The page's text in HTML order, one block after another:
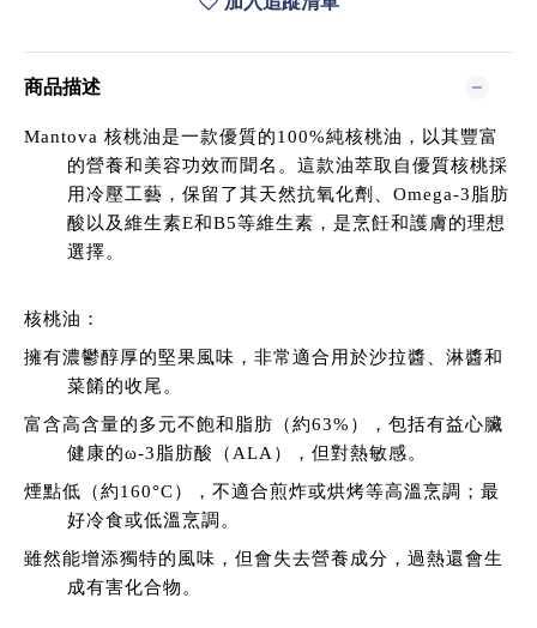
商品描述
Mantova 核桃油是一款優質的100%純核桃油，以其豐富
的營養和美容功效而聞名。這款油萃取自優質核桃採
用冷壓工藝，保留了其天然抗氧化劑、Omega-3脂肪
酸以及維生素E和B5等維生素，是烹飪和護膚的理想
選擇。
核桃油：
擁有濃鬱醇厚的堅果風味，非常適合用於沙拉醬、淋醬和
菜餚的收尾。
富含高含量的多元不飽和脂肪（約63%），包括有益心臟
健康的ω-3脂肪酸（ALA），但對熱敏感。
煙點低（約160°C），不適合煎炸或烘烤等高溫烹調；最
好冷食或低溫烹調。
雖然能增添獨特的風味，但會失去營養成分，過熱還會生
成有害化合物。